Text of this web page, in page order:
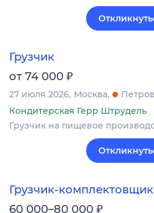
Грузчик
от 74 000 ₽
27 июля 2026 Москва
Кондитерская Герр Штрудель
Грузчик на пищевое
Грузчик-комплектовщик
60 000–80 000 ₽